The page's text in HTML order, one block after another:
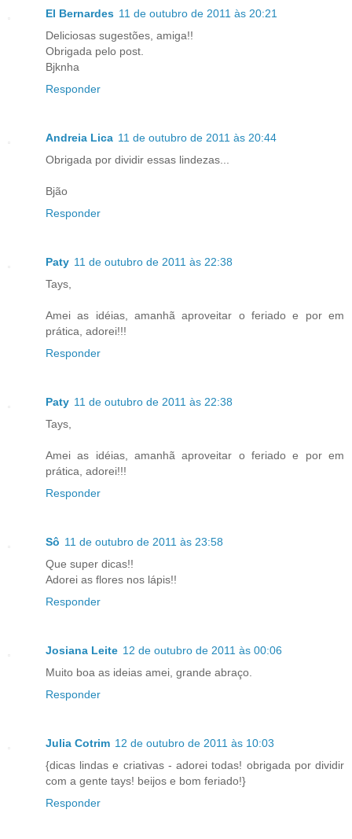
El Bernardes 11 de outubro de 2011 às 20:21
Deliciosas sugestões, amiga!!
Obrigada pelo post.
Bjknha
Responder
Andreia Lica 11 de outubro de 2011 às 20:44
Obrigada por dividir essas lindezas...
Bjão
Responder
Paty 11 de outubro de 2011 às 22:38
Tays,
Amei as idéias, amanhã aproveitar o feriado e por em
prática, adorei!!!
Responder
Paty 11 de outubro de 2011 às 22:38
Tays,
Amei as idéias, amanhã aproveitar o feriado e por em
prática, adorei!!!
Responder
Sô 11 de outubro de 2011 às 23:58
Que super dicas!!
Adorei as flores nos lápis!!
Responder
Josiana Leite 12 de outubro de 2011 às 00:06
Muito boa as ideias amei, grande abraço.
Responder
Julia Cotrim 12 de outubro de 2011 às 10:03
{dicas lindas e criativas - adorei todas! obrigada por dividir
com a gente tays! beijos e bom feriado!}
Responder